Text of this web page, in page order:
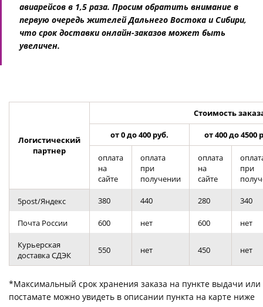
авиарейсов в 1,5 раза. Просим обратить внимание в
первую очередь жителей Дальнего Востока и Сибири,
что срок доставки онлайн-заказов может быть
увеличен.
Логистический
партнер
Стоимость
от 0 до 400 руб. от 400 до 4500
оплата
на
сайте
оплата
при
получении
оплата
на
сайте
при
5post/Яндекс 380 440 280 340
Почта России 600 нет 600 нет
Курьерская
доставка СДЭК
550 нет 450 нет
*Максимальный срок хранения заказа на пункте выдачи или
постамате можно увидеть в описании пункта на карте ниже